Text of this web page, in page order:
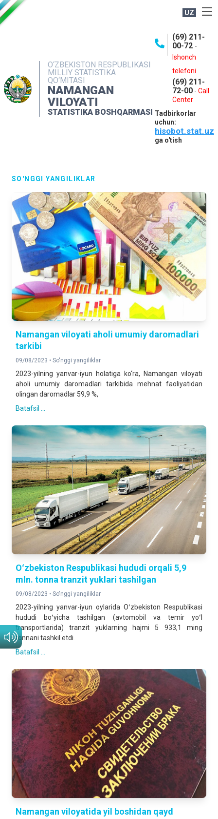
UZ
O‘ZBEKISTON RESPUBLIKASI
MILLIY STATISTIKA
QO‘MITASI
NAMANGAN
VILOYATI
STATISTIKA BOSHQARMASI
(69) 211-
00-72 -
Ishonch
telefoni
(69) 211-
72-00 - Call
Center
Tadbirkorlar
uchun:
hisobot.stat.uz
ga o'tish
NASHRLAR
INTERAKTIV XIZMATLAR
MATBUOT XIZMATI
MUROJAATLAR
SO'NGGI YANGILIKLAR
Namangan viloyati aholi umumiy daromadlari
tarkibi
09/08/2023 • So'nggi yangiliklar
2023-yilning yanvar-iyun holatiga ko‘ra, Namangan viloyati
aholi umumiy daromadlari tarkibida mehnat faoliyatidan
olingan daromadlar 59,9 %,
Batafsil ...
Oʻzbekiston Respublikasi hududi orqali 5,9
mln. tonna tranzit yuklari tashilgan
09/08/2023 • So'nggi yangiliklar
2023-yilning yanvar-iyun oylarida Oʻzbekiston Respublikasi
hududi boʻyicha tashilgan (avtomobil va temir yoʻl
transportlarida) tranzit yuklarning hajmi 5 933,1 ming
tonnani tashkil etdi.
Batafsil ...
Namangan viloyatida yil boshidan qayd